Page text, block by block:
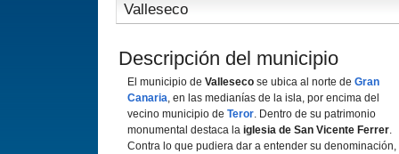
Valleseco
Descripción del municipio
El municipio de Valleseco se ubica al norte de Gran
Canaria, en las medianí­as de la isla, por encima del
vecino municipio de Teror. Dentro de su patrimonio
monumental destaca la iglesia de San Vicente Ferrer.
Contra lo que pudiera dar a entender su denominación,